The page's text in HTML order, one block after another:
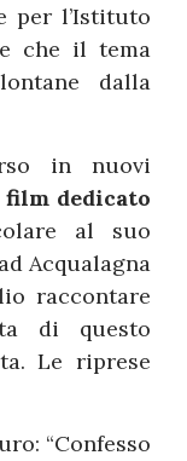
per l’Istituto
che il tema
dalla
in nuovi
film dedicato
al suo
Acqualagna
raccontare
di questo
Le riprese
“Confesso